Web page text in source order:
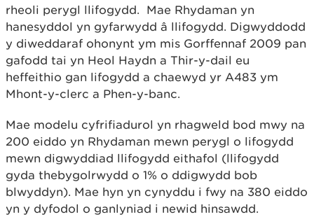
rheoli perygl llifogydd. Mae Rhydaman yn
hanesyddol yn gyfarwydd â llifogydd. Digwyddodd
y diweddaraf ohonynt ym mis Gorffennaf 2009 pan
gafodd tai yn Heol Haydn a Thir-y-dail eu
heffeithio gan lifogydd a chaewyd yr A483 ym
Mhont-y-clerc a Phen-y-banc.
Mae modelu cyfrifiadurol yn rhagweld bod mwy na
200 eiddo yn Rhydaman mewn perygl o lifogydd
mewn digwyddiad llifogydd eithafol (llifogydd
gyda thebygolrwydd o 1% o ddigwydd bob
blwyddyn). Mae hyn yn cynyddu i fwy na 380 eiddo
yn y dyfodol o ganlyniad i newid hinsawdd.